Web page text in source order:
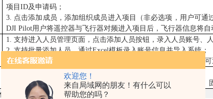
欢迎您！
来自局域网的朋友！有什么可以
帮助您的吗？
项目ID及申请码；
3. 点击添加成员，添加组织成员进入项目（非必选项，用户可
DJI Pilot用户将遥控器与飞行器对频进入项目后，飞行器信息将自
1. 支持进入人员管理页面，点击添加人员按钮，录入人员账号、
2. 支持批量添加人员，通过Excel模板录入账号信息并导入系统；
3.管理员可在人员管理页面编辑人员信息或删除人员。管理员还
1. 管理员可在网页端设备管理页面查看和管理设备；
2. 设备管理页面支持查看：设备型号、设备SN、设备组织名称
息